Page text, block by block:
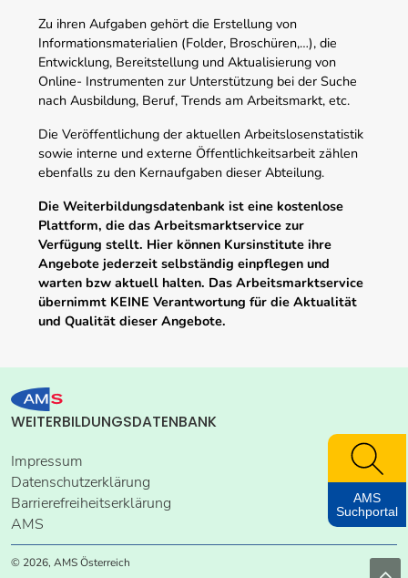
Zu ihren Aufgaben gehört die Erstellung von
Informationsmaterialien (Folder, Broschüren,…), die
Entwicklung, Bereitstellung und Aktualisierung von
Online- Instrumenten zur Unterstützung bei der Suche
nach Ausbildung, Beruf, Trends am Arbeitsmarkt, etc.
Die Veröffentlichung der aktuellen Arbeitslosenstatistik
sowie interne und externe Öffentlichkeitsarbeit zählen
ebenfalls zu den Kernaufgaben dieser Abteilung.
Die Weiterbildungsdatenbank ist eine kostenlose
Plattform, die das Arbeitsmarktservice zur
Verfügung stellt. Hier können Kursinstitute ihre
Angebote jederzeit selbständig einpflegen und
warten bzw aktuell halten. Das Arbeitsmarktservice
übernimmt KEINE Verantwortung für die Aktualität
und Qualität dieser Angebote.
WEITERBILDUNGSDATENBANK
Impressum
Datenschutzerklärung
Barrierefreiheitserklärung
AMS
© 2026, AMS Österreich
AMS
Suchportal